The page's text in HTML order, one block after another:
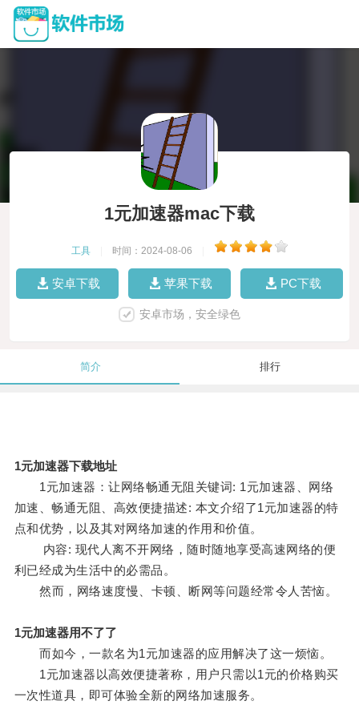
1元加速器mac下载
工具 时间：2024-08-06
安卓下载 苹果下载 PC下载
安卓市场，安全绿色
简介 排行
1元加速器下载地址
1元加速器：让网络畅通无阻关键词: 1元加速器、网络
加速、畅通无阻、高效便捷描述: 本文介绍了1元加速器的特
点和优势，以及其对网络加速的作用和价值。
内容: 现代人离不开网络，随时随地享受高速网络的便
利已经成为生活中的必需品。
然而，网络速度慢、卡顿、断网等问题经常令人苦恼。
1元加速器用不了了
而如今，一款名为1元加速器的应用解决了这一烦恼。
1元加速器以高效便捷著称，用户只需以1元的价格购买
一次性道具，即可体验全新的网络加速服务。